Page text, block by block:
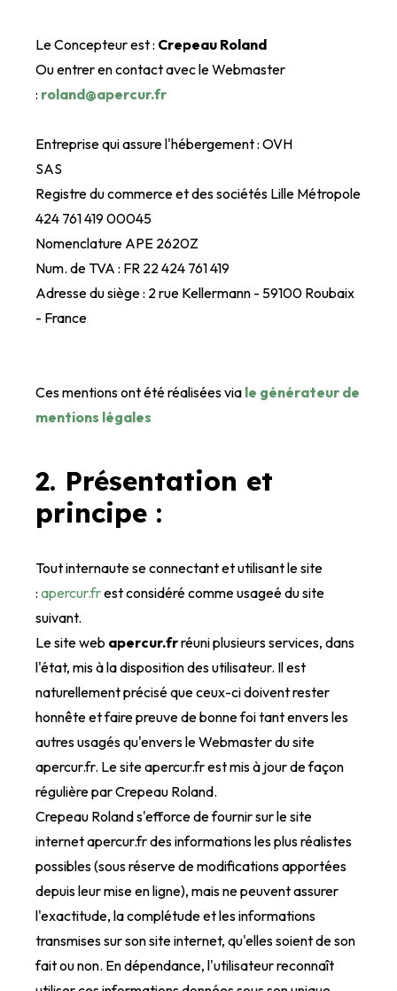
Le Concepteur est : Crepeau Roland
Ou entrer en contact avec le Webmaster
: roland@apercur.fr
Entreprise qui assure l'hébergement : OVH
SAS
Registre du commerce et des sociétés Lille Métropole
424 761 419 00045
Nomenclature APE 2620Z
Num. de TVA : FR 22 424 761 419
Adresse du siège : 2 rue Kellermann - 59100 Roubaix
- France
Ces mentions ont été réalisées via le générateur de
mentions légales
2. Présentation et
principe :
Tout internaute se connectant et utilisant le site
: apercur.frest considéré comme usageé du site
suivant.
Le site web apercur.frréuni plusieurs services, dans
l'état, mis à la disposition des utilisateur. Il est
naturellement précisé que ceux-ci doivent rester
honnête et faire preuve de bonne foi tant envers les
autres usagés qu'envers le Webmaster du site
apercur.fr. Le site apercur.fr est mis à jour de façon
régulière par Crepeau Roland.
Crepeau Roland s'efforce de fournir sur le site
internet apercur.fr des informations les plus réalistes
possibles (sous réserve de modifications apportées
depuis leur mise en ligne), mais ne peuvent assurer
l'exactitude, la complétude et les informations
transmises sur son site internet, qu'elles soient de son
fait ou non. En dépendance, l'utilisateur reconnaît